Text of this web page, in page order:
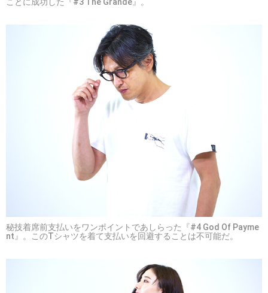
秘技着席前支払いをワンポイントであしらった『#4 God Of Payme
nt』。このTシャツを着て支払いを回避することは不可能だ。